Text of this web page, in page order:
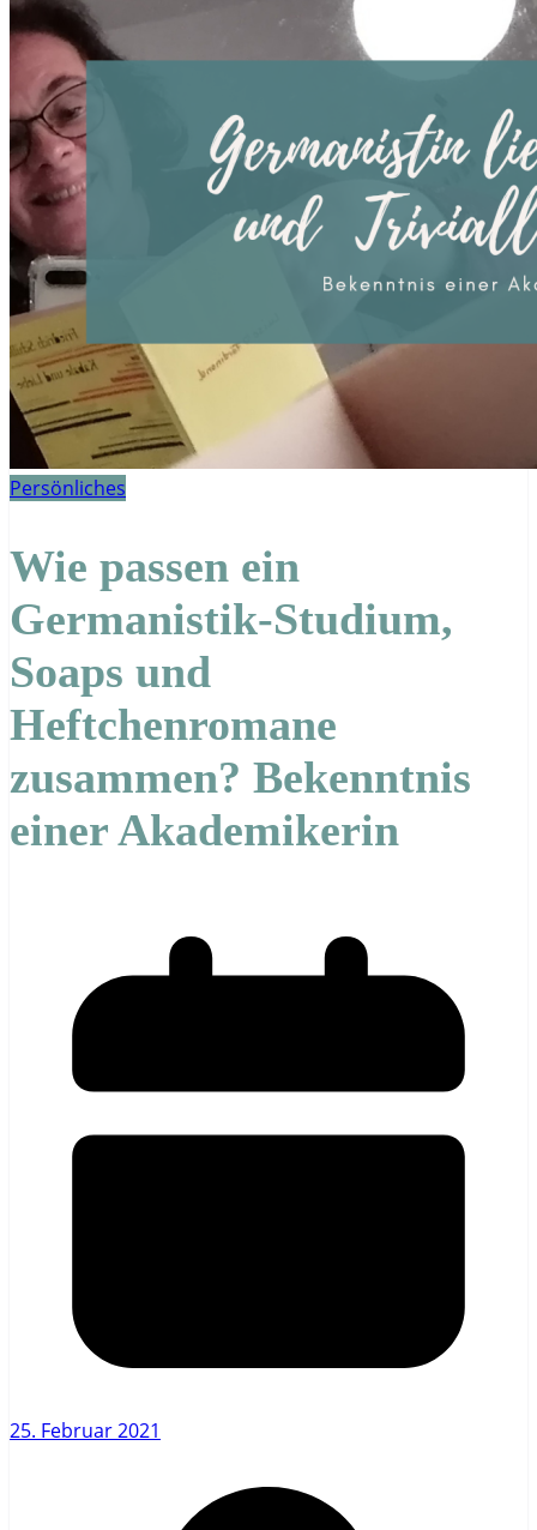
Persönliches
Wie passen ein
Germanistik-Studium,
Soaps und
Heftchenromane
zusammen? Bekenntnis
einer Akademikerin
25. Februar 2021